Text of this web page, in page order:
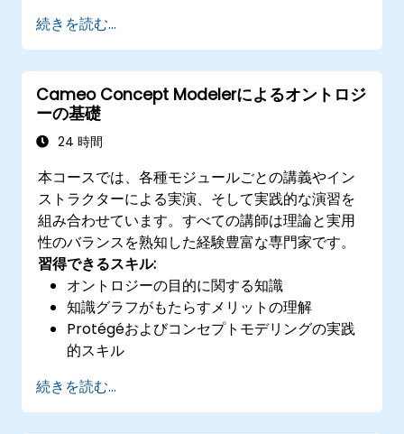
モデル指標といった概念の基本だけでなく、
MagicDraw／Cameoを用いたモデルクエリ作
成・活用に関する主要な仕組みも実践を通じて学
べます​
続きを読む...
Cameo Concept Modelerによるオントロジ
ーの基礎
24 時間
本コースでは、各種モジュールごとの講義やイン
ストラクターによる実演、そして実践的な演習を
組み合わせています。すべての講師は理論と実用
性のバランスを熟知した経験豊富な専門家です。
習得できるスキル:
オントロジーの目的に関する知識
知識グラフがもたらすメリットの理解
Protégéおよびコンセプトモデリングの実践
的スキル
続きを読む...